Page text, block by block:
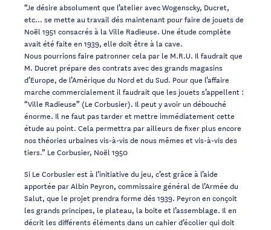
“Je désire absolument que l’atelier avec Wogenscky, Ducret,
etc… se mette au travail dés maintenant pour faire de jouets de
Noël 1951 consacrés à la Ville Radieuse. Une étude complète
avait été faite en 1939, elle doit être à la cave.
Nous pourrions faire patronner cela par le M.R.U. Il faudrait que
M. Ducret prépare des contrats avec des grands magasins
d’Europe, de l’Amérique du Nord et du Sud. Pour que l’affaire
marche commercialement il faudrait que les jouets s’appellent :
“Ville Radieuse” (Le Corbusier). Il peut y avoir un débouché
énorme. Il ne faut pas tarder et mettre immédiatement cette
étude au point. Cela permettra par ailleurs de fixer plus encore
nos théories urbaines vis-à-vis de nous mêmes et vis-à-vis des
tiers.” Le Corbusier, Noël 1950
Si Le Corbusier est à l’initiative du jeu, c’est grâce à l’aide
apportée par Albin Peyron, commissaire général de l’Armée du
Salut, que le projet prendra forme dés 1939. Peyron en conçoit
les grands principes, le plateau, la boite et l’assemblage. Il en
décrit les différents éléments dans un cahier d’écolier qui doit